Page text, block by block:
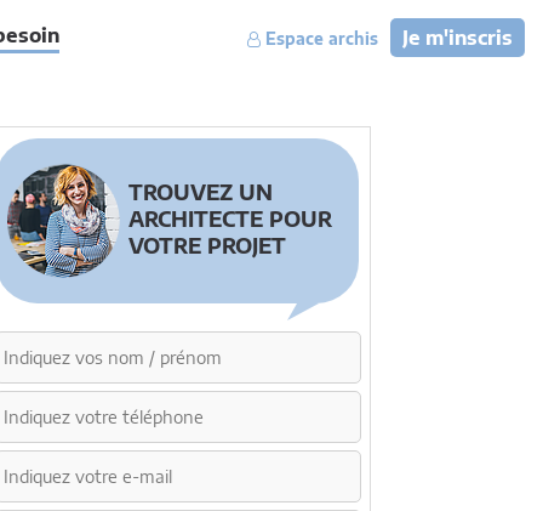
Je m'inscris
Espace archis
TROUVEZ UN
ARCHITECTE POUR
VOTRE PROJET